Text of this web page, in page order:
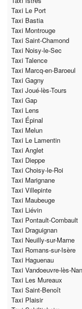
Taxi Le Port
Taxi Bastia
Taxi Montrouge
Taxi Saint-Chamond
Taxi Noisy-le-Sec
Taxi Talence
Taxi Marcq-en-Baroeul
Taxi Gagny
Taxi Joué-lès-Tours
Taxi Gap
Taxi Lens
Taxi Épinal
Taxi Melun
Taxi Le Lamentin
Taxi Anglet
Taxi Dieppe
Taxi Choisy-le-Roi
Taxi Marignane
Taxi Villepinte
Taxi Maubeuge
Taxi Liévin
Taxi Pontault-Combault
Taxi Draguignan
Taxi Neuilly-sur-Marne
Taxi Romans-sur-Isère
Taxi Haguenau
Taxi Vandoeuvre-lès-
Taxi Les Mureaux
Taxi Saint-Benoît
Taxi Plaisir